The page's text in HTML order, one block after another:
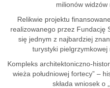
milionów widzów
Relikwie projektu
realizowanego przez Fundację
się jednym z najbardziej
turystyki pielgrzymkowej
Kompleks architektoniczno-
wieża południowej fortecy” –
składa wniosek o